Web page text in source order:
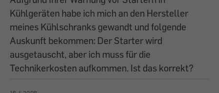
Kühlgeräten habe ich mich an den Hersteller
meines Kühlschranks gewandt und folgende
Auskunft bekommen: Der Starter wird
ausgetauscht, aber ich muss für die
Technikerkosten aufkommen. Ist das korrekt?